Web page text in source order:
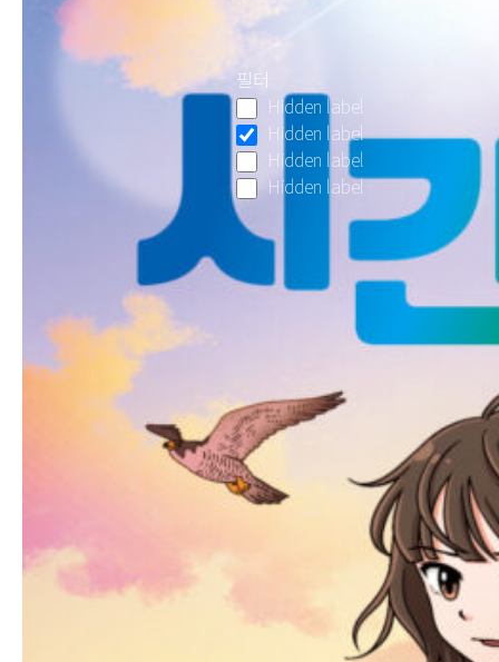
필터
Hidden label
Hidden label
Hidden label
Hidden label